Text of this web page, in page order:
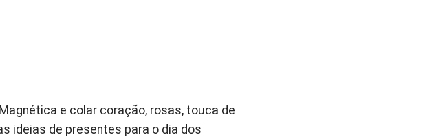
e colar coração, rosas, touca de
ideias de presentes para o dia dos